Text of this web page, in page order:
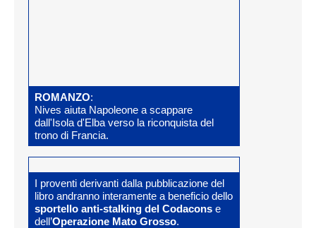
ROMANZO:
Nives aiuta Napoleone a scappare
dall'Isola d'Elba verso la riconquista del
trono di Francia.
I proventi derivanti dalla pubblicazione del
libro andranno interamente a beneficio dello
sportello anti-stalking del Codacons e
dell’Operazione Mato Grosso.